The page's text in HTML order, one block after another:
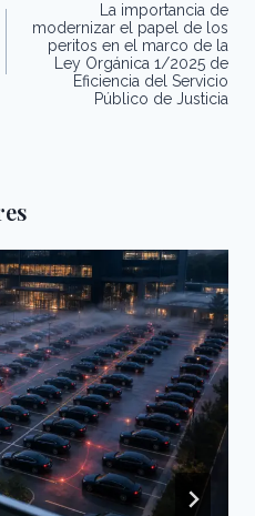
La importancia de
modernizar el papel de los
peritos en el marco de la
Ley Orgánica 1/2025 de
Eficiencia del Servicio
Público de Justicia